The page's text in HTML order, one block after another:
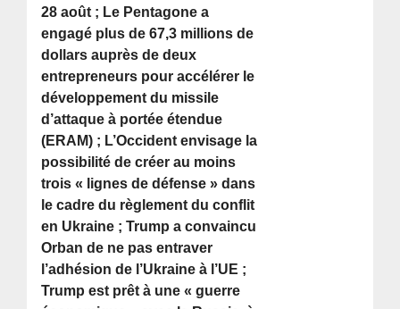
28 août ; Le Pentagone a
engagé plus de 67,3 millions de
dollars auprès de deux
entrepreneurs pour accélérer le
développement du missile
d’attaque à portée étendue
(ERAM) ; L’Occident envisage la
possibilité de créer au moins
trois « lignes de défense » dans
le cadre du règlement du conflit
en Ukraine ; Trump a convaincu
Orban de ne pas entraver
l’adhésion de l’Ukraine à l’UE ;
Trump est prêt à une « guerre